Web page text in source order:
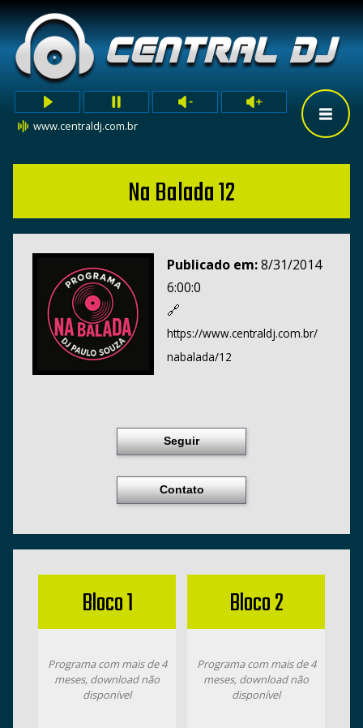
www.centraldj.com.br
Na Balada 12
Publicado em:8/31/2014
6:00:0
🔗
https://www.centraldj.com.br/
nabalada/12
Seguir
Contato
Bloco 1
Programa com mais de 4
meses, download não
disponível
Bloco 2
Programa com mais de 4
meses, download não
disponível